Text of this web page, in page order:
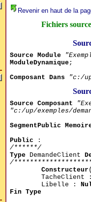
Revenir en haut de la
Fichiers
Source Module
ModuleDynamique;
Composant Dans
"c:/
Source Composant
"c:/up/exemples/
SegmentPublic
Public :
/******/
TypeDemandeClient
/
Constructeur
Libelle :
Fin Type